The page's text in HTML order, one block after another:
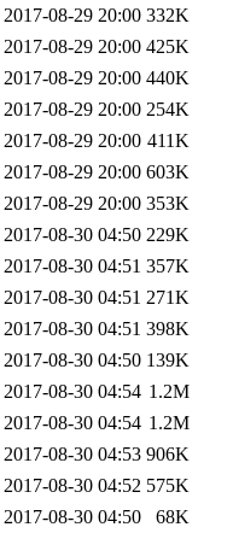
2017-08-29 20:00 332K
2017-08-29 20:00 425K
2017-08-29 20:00 440K
2017-08-29 20:00 254K
2017-08-29 20:00 411K
2017-08-29 20:00 603K
2017-08-29 20:00 353K
2017-08-30 04:50 229K
2017-08-30 04:51 357K
2017-08-30 04:51 271K
2017-08-30 04:51 398K
2017-08-30 04:50 139K
2017-08-30 04:54 1.2M
2017-08-30 04:54 1.2M
2017-08-30 04:53 906K
2017-08-30 04:52 575K
2017-08-30 04:50
68K